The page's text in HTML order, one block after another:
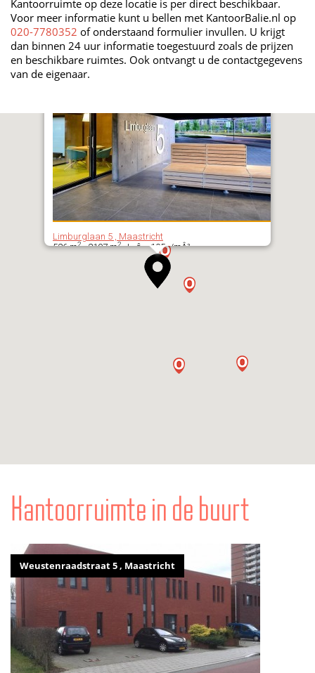
Kantoorruimte op deze locatie is per direct beschikbaar.
Voor meer informatie kunt u bellen met KantoorBalie.nl op
020-7780352 of onderstaand formulier invullen. U krijgt
dan binnen 24 uur informatie toegestuurd zoals de prijzen
en beschikbare ruimtes. Ook ontvangt u de contactgegevens
van de eigenaar.
Limburglaan 5 , Maastricht
526 m2- 2107 m2| â‚¬ 105,-/mÂ²
Kantoorruimte in de buurt
Weustenraadstraat 5 , Maastricht